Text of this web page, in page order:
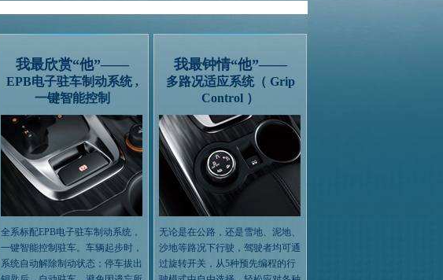
我最欣赏“他”——
EPB电子驻车制动系统 ,
一键智能控制
全系标配EPB电子驻车制动系统，
一键智能控制驻车。车辆起步时，
系统自动解除制动状态；停车拔出
我最钟情“他”——
多路况适应系统（ Grip
Control ）
无论是在公路，还是雪地、泥地、
沙地等路况下行驶，驾驶者均可通
过旋转开关，从5种预先编程的行